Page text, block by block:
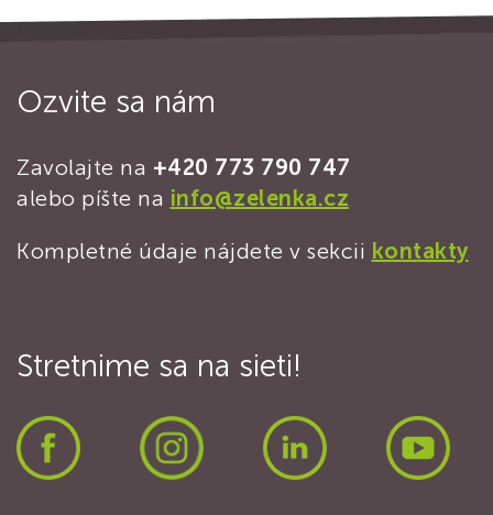
Ozvite sa nám
Zavolajte na +420 773 790 747
alebo píšte na info@zelenka.cz
Kompletné údaje nájdete v sekcii kontakty
Stretnime sa na sieti!